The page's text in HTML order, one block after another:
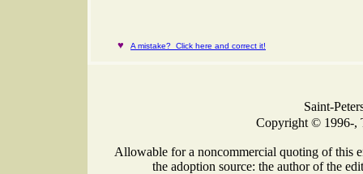
♥ A mistake? Click here and correct it!
Saint-
Copyright © 1996-,
Allowable for a noncommercial quoting of this
the adoption source: the author of the